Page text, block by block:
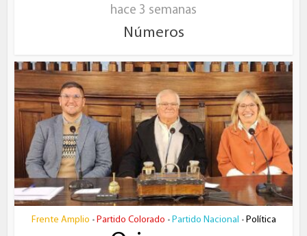
hace 3 semanas
Números
Frente Amplio • Partido Colorado • Partido Nacional • Política